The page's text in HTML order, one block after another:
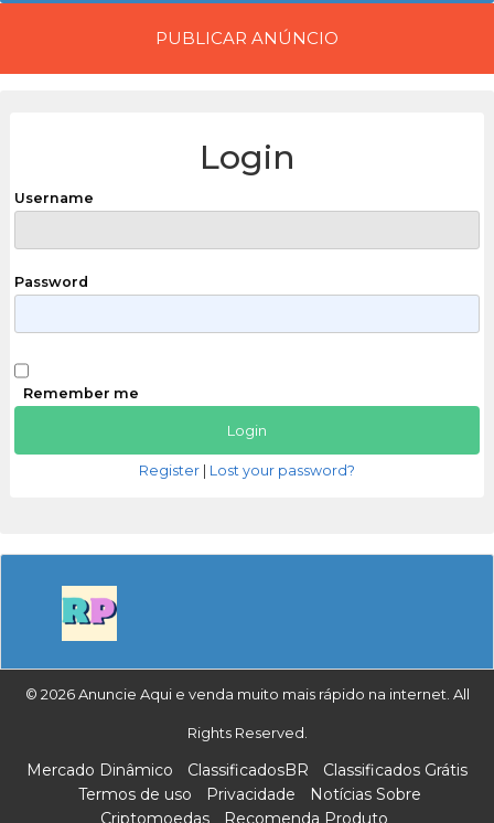
PUBLICAR ANÚNCIO
Login
Username
Password
Remember me
Register Lost your password?
© 2026 Anuncie Aqui e venda muito mais rápido na internet. All
Rights Reserved.
Mercado Dinâmico ClassificadosBR
Classificados Grátis
Termos de uso
Privacidade
Notícias Sobre
Criptomoedas
Recomenda Produto